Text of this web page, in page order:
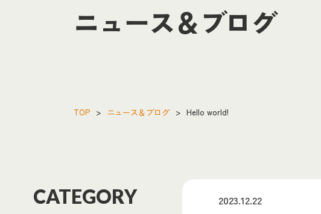
ニュース＆ブログ
TOP > ニュース＆ブログ > Hello world!
CATEGORY 2023.12.22